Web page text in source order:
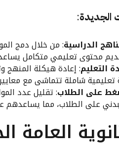
الجديدة:
الدراسية: من خلال دمج
محتوى تعليمي متكامل
التعليم: إعادة هيكلة المنهج
تعليمية شاملة تتماشى مع
على الطلاب: تقليل عدد
على الطلاب، مما يساعدهم
العامة